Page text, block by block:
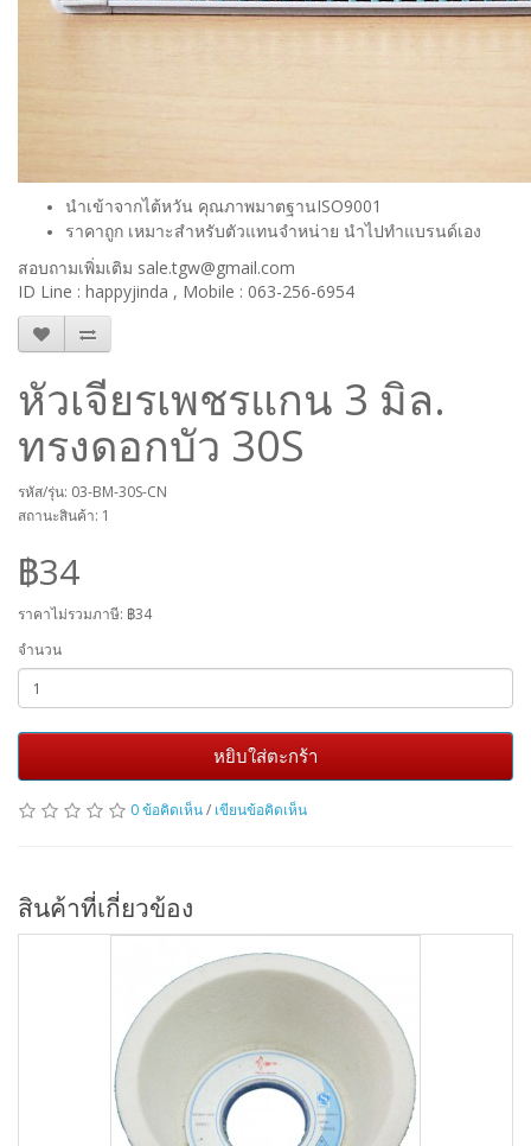
นำเข้าจากไต้หวัน คุณภาพมาตฐานISO9001
ราคาถูก เหมาะสำหรับตัวแทนจำหน่าย นำไปทำแบรนด์เอง
สอบถามเพิ่มเติม sale.tgw@gmail.com
ID Line : happyjinda , Mobile : 063-256-6954
หัวเจียรเพชรแกน 3 มิล.
ทรงดอกบัว 30S
รหัส/รุ่น: 03-BM-30S-CN
สถานะสินค้า: 1
฿34
ราคาไม่รวมภาษี: ฿34
จำนวน
หยิบใส่ตะกร้า
0 ข้อคิดเห็น/ เขียนข้อคิดเห็น
สินค้าที่เกี่ยวข้อง